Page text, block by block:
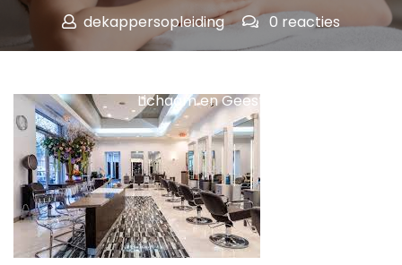
dekappersopleiding
0 reacties
dekappersopleiding.nl>>Uncategorized>> De Magie
Lichaam en Geest